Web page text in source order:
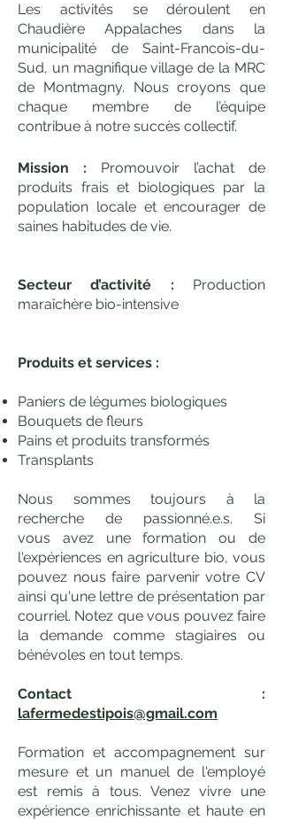
Les activités se déroulent en
Chaudière Appalaches dans la
municipalité de Saint-Francois-du-
Sud, un magnifique village de la MRC
de Montmagny. Nous croyons que
chaque membre de l’équipe
contribue à notre succès collectif.
Mission : Promouvoir l’achat de
produits frais et biologiques par la
population locale et encourager de
saines habitudes de vie.
Secteur d’activité : Production
maraîchère bio-intensive
Produits et services :
Paniers de légumes biologiques
Bouquets de fleurs
Pains et produits transformés
Transplants
Nous sommes toujours à la
recherche de passionné.e.s. Si
vous avez une formation ou de
l'expériences en agriculture bio, vous
pouvez nous faire parvenir votre CV
ainsi qu'une lettre de présentation par
courriel. Notez que vous pouvez faire
la demande comme stagiaires ou
bénévoles en tout temps.
Contact :
lafermedestipois@gmail.com
Formation et accompagnement sur
mesure et un manuel de l'employé
est remis à tous. Venez vivre une
expérience enrichissante et haute en